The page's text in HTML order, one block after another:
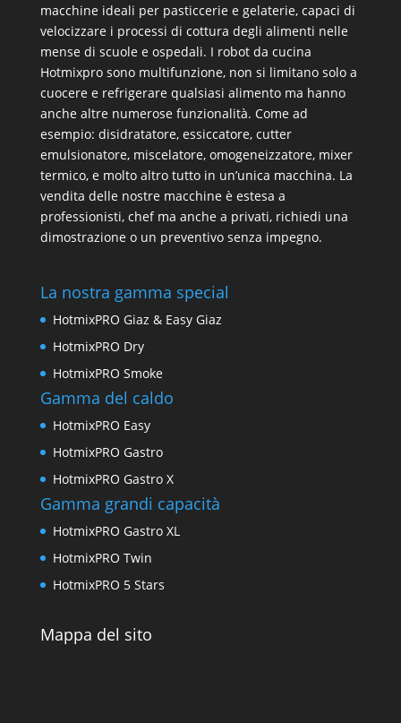
macchine ideali per pasticcerie e gelaterie, capaci di
velocizzare i processi di cottura degli alimenti nelle
mense di scuole e ospedali. I robot da cucina
Hotmixpro sono multifunzione, non si limitano solo a
cuocere e refrigerare qualsiasi alimento ma hanno
anche altre numerose funzionalità. Come ad
esempio: disidratatore, essiccatore, cutter
emulsionatore, miscelatore, omogeneizzatore, mixer
termico, e molto altro tutto in un’unica macchina. La
vendita delle nostre macchine è estesa a
professionisti, chef ma anche a privati, richiedi una
dimostrazione o un preventivo senza impegno.
La nostra gamma special
HotmixPRO Giaz & Easy Giaz
HotmixPRO Dry
HotmixPRO Smoke
Gamma del caldo
HotmixPRO Easy
HotmixPRO Gastro
HotmixPRO Gastro X
Gamma grandi capacità
HotmixPRO Gastro XL
HotmixPRO Twin
HotmixPRO 5 Stars
Mappa del sito